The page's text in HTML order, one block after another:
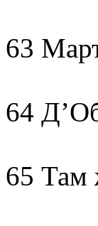
63
64
65 Там